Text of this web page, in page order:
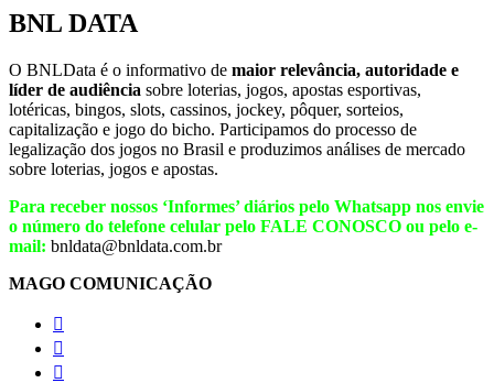
BNL DATA
O BNLData é o informativo de maior relevância, autoridade e
líder de audiência sobre loterias, jogos, apostas esportivas,
lotéricas, bingos, slots, cassinos, jockey, pôquer, sorteios,
capitalização e jogo do bicho. Participamos do processo de
legalização dos jogos no Brasil e produzimos análises de mercado
sobre loterias, jogos e apostas.
Para receber nossos ‘Informes’ diários pelo Whatsapp nos envie
o número do telefone celular pelo FALE CONOSCO ou pelo e-
mail: bnldata@bnldata.com.br
MAGO COMUNICAÇÃO


